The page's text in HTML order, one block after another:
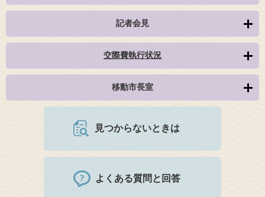
記者会見
交際費執行状況
移動市長室
見つからないときは
よくある質問と回答